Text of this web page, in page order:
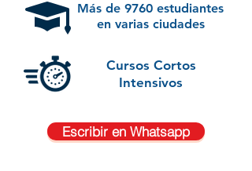
Más de 9760 estudiantes
en varias ciudades
Cursos Cortos
Intensivos
Escribir en Whatsapp